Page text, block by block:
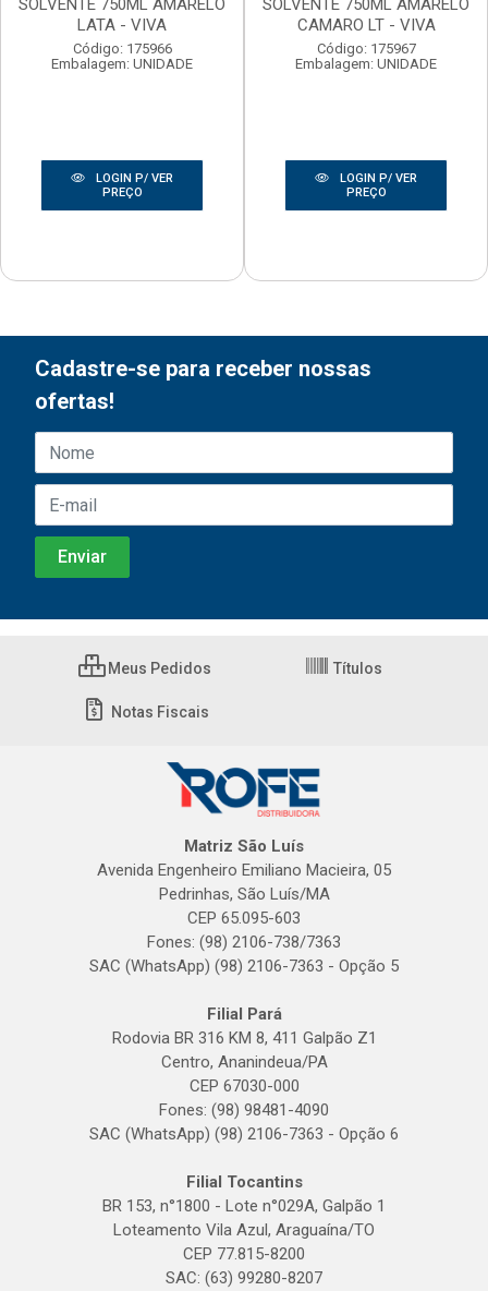
SOLVENTE 750ML AMARELO
LATA - VIVA
Código: 175966
Embalagem: UNIDADE
LOGIN P/ VER
PREÇO
SOLVENTE 750ML AMARELO
CAMARO LT - VIVA
Código: 175967
Embalagem: UNIDADE
LOGIN P/ VER
PREÇO
Cadastre-se para receber nossas
ofertas!
Meus Pedidos Títulos
Notas Fiscais
Matriz São Luís
Avenida Engenheiro Emiliano Macieira, 05
Pedrinhas, São Luís/MA
CEP 65.095-603
Fones: (98) 2106-738/7363
SAC (WhatsApp) (98) 2106-7363 - Opção 5
Filial Pará
Rodovia BR 316 KM 8, 411 Galpão Z1
Centro, Ananindeua/PA
CEP 67030-000
Fones: (98) 98481-4090
SAC (WhatsApp) (98) 2106-7363 - Opção 6
Filial Tocantins
BR 153, n°1800 - Lote n°029A, Galpão 1
Loteamento Vila Azul, Araguaína/TO
CEP 77.815-8200
SAC: (63) 99280-8207